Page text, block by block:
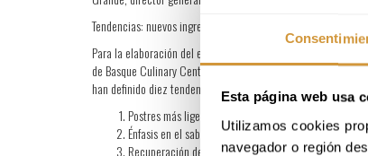
Esta página web usa
Utilizamos cookies
navegador o región
Tendencias: nuevos ingredientes, combinaciones de texturas o
Para la elaboración del estudio se ha aplicado una
de Basque Culinary Center y BCC Innovation y, además, se
han definido diez tendencias asociadas en torno al mundo del
Postres más ligeros con combinación de texturas
Énfasis en el sabor y temporalidad de los ingredientes
Recuperación de los postres clásicos, pero renovados